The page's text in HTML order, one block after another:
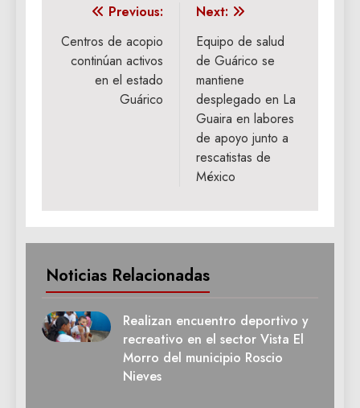
Navegación
de
entradas
Previous:
Centros de acopio
continúan activos
en el estado
Guárico
Next:
Equipo de salud
de Guárico se
mantiene
desplegado en La
Guaira en labores
de apoyo junto a
rescatistas de
México
Noticias Relacionadas
Realizan encuentro deportivo y
recreativo en el sector Vista El
Morro del municipio Roscio
Nieves